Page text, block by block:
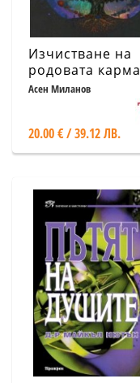
Изчистване на
родовата карма
Асен Миланов
20.00 € / 39.12 ЛВ.